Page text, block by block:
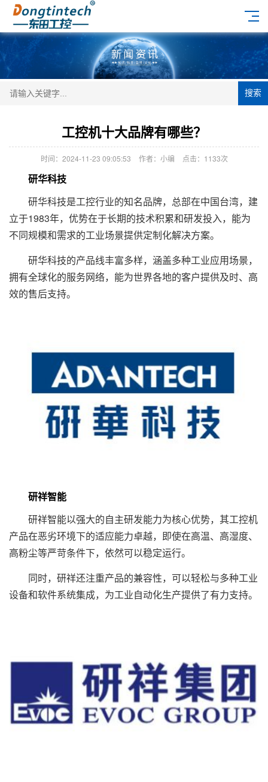
搜索
工控机十大品牌有哪些？
时间：2024-11-23 09:05:53 作者：小编 点击： 1133次
研华科技
研华科技是工控行业的知名品牌，总部在中国台湾，建
立于1983年，优势在于长期的技术积累和研发投入，能为
不同规模和需求的工业场景提供定制化解决方案。
研华科技的产品线丰富多样，涵盖多种工业应用场景，
拥有全球化的服务网络，能为世界各地的客户提供及时、高
效的售后支持。
研祥智能
研祥智能以强大的自主研发能力为核心优势，其工控机
产品在恶劣环境下的适应能力卓越，即使在高温、高湿度、
高粉尘等严苛条件下，依然可以稳定运行。
同时，研祥还注重产品的兼容性，可以轻松与多种工业
设备和软件系统集成，为工业自动化生产提供了有力支持。